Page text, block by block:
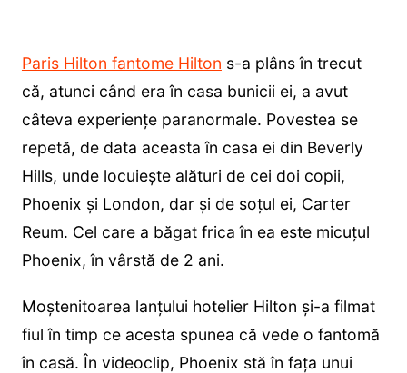
Paris Hilton fantome Hilton s-a plâns în trecut
că, atunci când era în casa bunicii ei, a avut
câteva experiențe paranormale. Povestea se
repetă, de data aceasta în casa ei din Beverly
Hills, unde locuiește alături de cei doi copii,
Phoenix și London, dar și de soțul ei, Carter
Reum. Cel care a băgat frica în ea este micuțul
Phoenix, în vârstă de 2 ani.
Moștenitoarea lanțului hotelier Hilton și-a filmat
fiul în timp ce acesta spunea că vede o fantomă
în casă. În videoclip, Phoenix stă în fața unui